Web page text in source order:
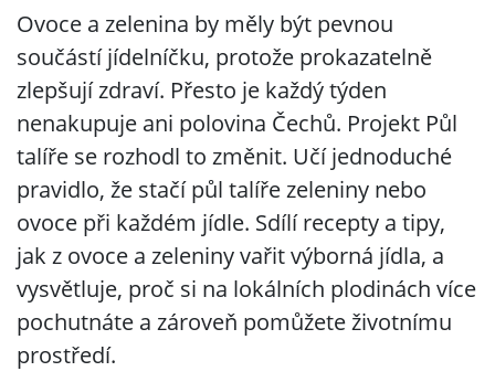
Ovoce a zelenina by měly být pevnou
součástí jídelníčku, protože prokazatelně
zlepšují zdraví. Přesto je každý týden
nenakupuje ani polovina Čechů. Projekt Půl
talíře se rozhodl to změnit. Učí jednoduché
pravidlo, že stačí půl talíře zeleniny nebo
ovoce při každém jídle. Sdílí recepty a tipy,
jak z ovoce a zeleniny vařit výborná jídla, a
vysvětluje, proč si na lokálních plodinách více
pochutnáte a zároveň pomůžete životnímu
prostředí.